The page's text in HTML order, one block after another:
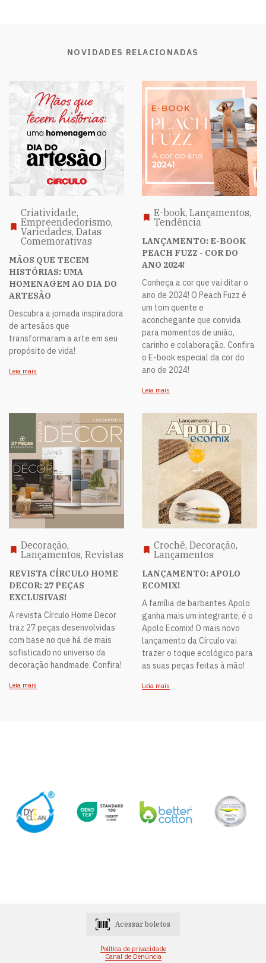
NOVIDADES RELACIONADAS
Criatividade,
Empreendedorismo,
Variedades, Datas
Comemorativas
MÃOS QUE TECEM
HISTÓRIAS: UMA
HOMENAGEM AO DIA DO
ARTESÃO
Descubra a jornada inspiradora
de artesãos que
transformaram a arte em seu
propósito de vida!
Leia mais
E-book, Lançamentos,
Tendência
LANÇAMENTO: E-BOOK
PEACH FUZZ - COR DO
ANO 2024!
Conheça a cor que vai ditar o
ano de 2024! O Peach Fuzz é
um tom quente e
aconchegante que convida
para momentos de união,
carinho e colaboração. Confira
o E-book especial da cor do
ano de 2024!
Leia mais
Decoração,
Lançamentos, Revistas
REVISTA CÍRCULO HOME
DECOR: 27 PEÇAS
EXCLUSIVAS!
A revista Círculo Home Decor
traz 27 peças desenvolvidas
com base no que há de mais
sofisticado no universo da
decoração handmade. Confira!
Leia mais
Crochê, Decoração,
Lançamentos
LANÇAMENTO: APOLO
ECOMIX!
A família de barbantes Apolo
ganha mais um integrante, é o
Apolo Ecomix! O mais novo
lançamento da Círculo vai
trazer o toque ecológico para
as suas peças feitas à mão!
Leia mais
Acessar boletos
Política de privacidade
Canal de Denúncia